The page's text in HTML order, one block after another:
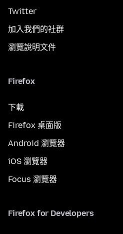
Twitter
加入我們的社群
瀏覽說明文件
Firefox
下載
Firefox 桌面版
Android 瀏覽器
iOS 瀏覽器
Focus 瀏覽器
Firefox for Developers